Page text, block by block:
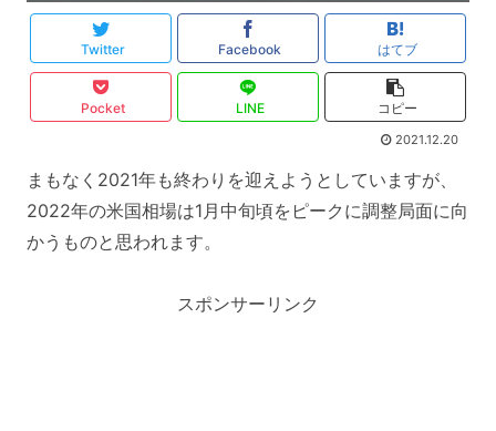
Twitter Facebook はてブ
Pocket LINE コピー
2021.12.20
まもなく2021年も終わりを迎えようとしていますが、
2022年の米国相場は1月中旬頃をピークに調整局面に向
かうものと思われます。
スポンサーリンク